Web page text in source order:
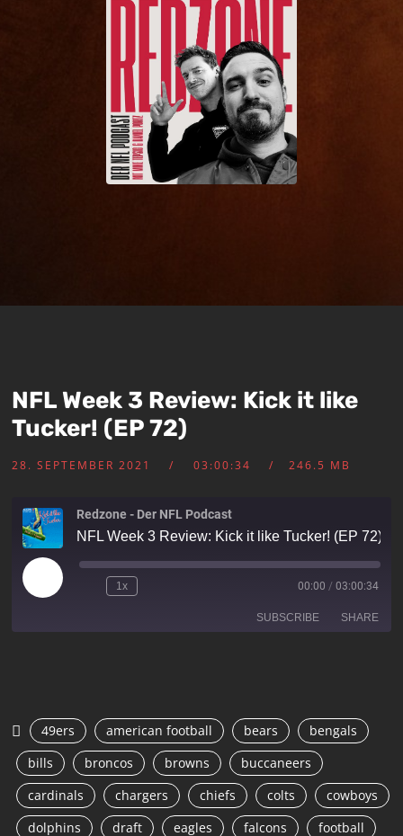
NFL Week 3 Review: Kick it like
Tucker! (EP 72)
28. SEPTEMBER 2021 03:00:34 246.5 MB
Redzone - Der NFL Podcast
NFL Week 3 Review: Kick it like Tucker! (EP 72)
1x 00:00 / 03:00:34
SUBSCRIBE SHARE
EMBED
49ers american football bears
bengals
bills
broncos browns
buccaneers
cardinals
chargers chiefs colts
cowboys
dolphins
draft eagles falcons football